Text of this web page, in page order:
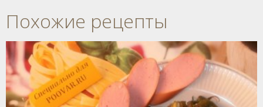
Похожие рецепты